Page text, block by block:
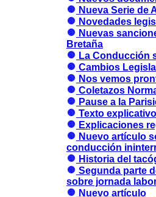
Nueva Serie de
Novedades
Nuevas
Bretaña
La Conducción
Cambios
Nos vemos
Coletazos
Pause a la
Texto explicativo
Explicaciones
Nuevo artículo
conducción
Historia del
Segunda parte
sobre jornada
Nuevo artículo